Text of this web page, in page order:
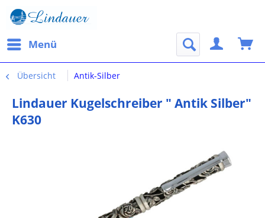
Menü
Übersicht Antik-Silber
Lindauer Kugelschreiber " Antik Silber"
K630